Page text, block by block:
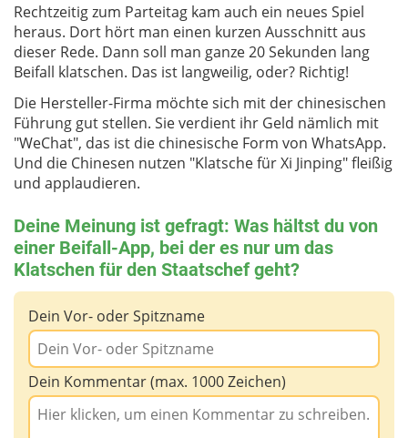
Rechtzeitig zum Parteitag kam auch ein neues Spiel
heraus. Dort hört man einen kurzen Ausschnitt aus
dieser Rede. Dann soll man ganze 20 Sekunden lang
Beifall klatschen. Das ist langweilig, oder? Richtig!
Die Hersteller-Firma möchte sich mit der chinesischen
Führung gut stellen. Sie verdient ihr Geld nämlich mit
"WeChat", das ist die chinesische Form von WhatsApp.
Und die Chinesen nutzen "Klatsche für Xi Jinping" fleißig
und applaudieren.
Deine Meinung ist gefragt: Was hältst du von
einer Beifall-App, bei der es nur um das
Klatschen für den Staatschef geht?
Dein Vor- oder Spitzname
Dein Kommentar (max. 1000 Zeichen)